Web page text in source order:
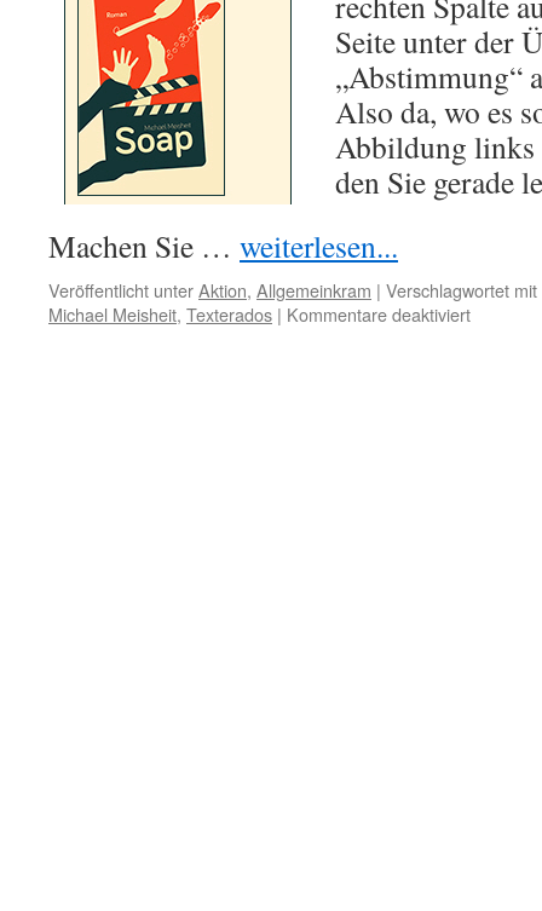
Seite unter der
„Abstimmung“
Also da, wo es
Abbildung links
den Sie gerade
Machen Sie … weiterlesen...
Veröffentlicht unterAktion, Allgemeinkram | Verschlagwortet mit
Michael Meisheit, Texterados | Kommentare deaktiviertfür